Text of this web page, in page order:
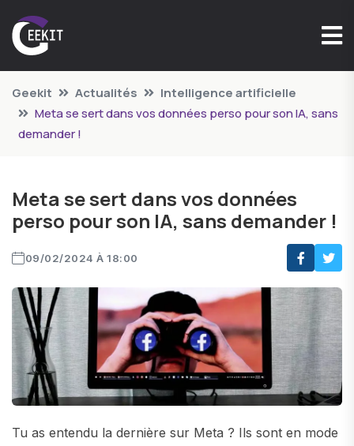
Geekit Actualités
Intelligence artificielle
Meta se sert dans vos données perso pour son IA, sans
demander !
Meta se sert dans vos données
perso pour son IA, sans demander !
09/02/2024 À 18:00
Tu as entendu la dernière sur Meta ? Ils sont en mode